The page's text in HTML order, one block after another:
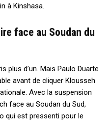
à Kinshasa.
face au Soudan du
plus d’un. Mais Paulo Duarte
avant de cliquer Klousseh
Avec la suspension
face au Soudan du Sud,
qui est pressenti pour le